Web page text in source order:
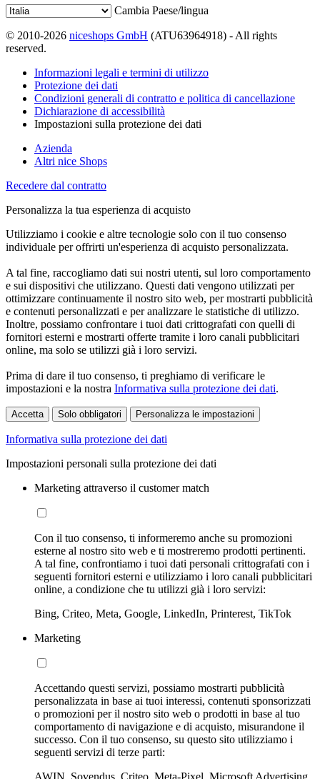
Cambia Paese/lingua
© 2010-2026 niceshops GmbH (ATU63964918) - All rights
reserved.
Informazioni legali e termini di utilizzo
Protezione dei dati
Condizioni generali di contratto e politica di cancellazione
Dichiarazione di accessibilità
Impostazioni sulla protezione dei dati
Azienda
Altri nice Shops
Recedere dal contratto
Personalizza la tua esperienza di acquisto
Utilizziamo i cookie e altre tecnologie solo con il tuo consenso
individuale per offrirti un'esperienza di acquisto personalizzata.
A tal fine, raccogliamo dati sui nostri utenti, sul loro comportamento
e sui dispositivi che utilizzano. Questi dati vengono utilizzati per
ottimizzare continuamente il nostro sito web, per mostrarti pubblicità
e contenuti personalizzati e per analizzare le statistiche di utilizzo.
Inoltre, possiamo confrontare i tuoi dati crittografati con quelli di
fornitori esterni e mostrarti offerte tramite i loro canali pubblicitari
online, ma solo se utilizzi già i loro servizi.
Prima di dare il tuo consenso, ti preghiamo di verificare le
impostazioni e la nostra Informativa sulla protezione dei dati.
Accetta Solo obbligatori Personalizza le impostazioni
Informativa sulla protezione dei dati
Impostazioni personali sulla protezione dei dati
Marketing attraverso il customer match
Con il tuo consenso, ti informeremo anche su promozioni
esterne al nostro sito web e ti mostreremo prodotti pertinenti.
A tal fine, confrontiamo i tuoi dati personali crittografati con i
seguenti fornitori esterni e utilizziamo i loro canali pubblicitari
online, a condizione che tu utilizzi già i loro servizi:
Bing, Criteo, Meta, Google, LinkedIn, Printerest, TikTok
Marketing
Accettando questi servizi, possiamo mostrarti pubblicità
personalizzata in base ai tuoi interessi, contenuti sponsorizzati
o promozioni per il nostro sito web o prodotti in base al tuo
comportamento di navigazione e di acquisto, misurandone il
successo. Con il tuo consenso, su questo sito utilizziamo i
seguenti servizi di terze parti: